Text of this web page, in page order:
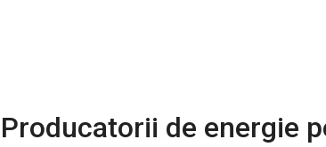
Producatorii de energie